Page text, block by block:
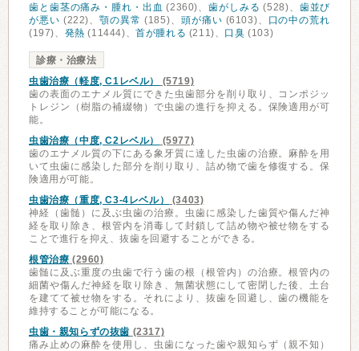
歯と歯茎の痛み・腫れ・出血 (2360)、歯がしみる (528)、 歯並び
が悪い (222)、顎の異常 (185)、 頭が痛い (6103)、
口の中の荒れ
(197)、 発熱 (11444)、首が腫れる (211)、 口臭 (103)
診療・治療法
虫歯治療（軽度, C1レベル）
(5719)
歯の表面のエナメル質にできた虫歯部分を削り取り、コンポジッ
トレジン（樹脂の補綴物）で虫歯の進行を抑える。保険適用が可
能。
虫歯治療（中度, C2レベル）
(5977)
歯のエナメル質の下にある象牙質に達した虫歯の治療。麻酔を用
いて虫歯に感染した部分を削り取り、詰め物で歯を修復する。保
険適用が可能。
虫歯治療（重度, C3-4レベル）
(3403)
神経（歯髄）に及ぶ虫歯の治療。虫歯に感染した歯質や傷んだ神
経を取り除き、根管内を消毒して封鎖して詰め物や被せ物をする
ことで進行を抑え、抜歯を回避することができる。
根管治療 (2960)
歯髄に及ぶ重度の虫歯で行う歯の根（根管内）の治療。根管内の
細菌や傷んだ神経を取り除き、無菌状態にして密閉した後、土台
を建てて被せ物をする。それにより、抜歯を回避し、歯の機能を
維持することが可能になる。
虫歯・親知らずの抜歯 (2317)
痛み止めの麻酔を使用し、虫歯になった歯や親知らず（親不知）